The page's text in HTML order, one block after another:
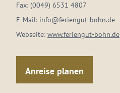
Fax: (0049) 6531 4807
E-Mail: info@feriengut-bohn.de
Webseite: www.feriengut-bohn.de
Anreise planen